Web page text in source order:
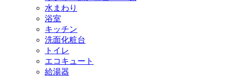
水まわり
浴室
キッチン
洗面化粧台
トイレ
エコキュート
給湯器